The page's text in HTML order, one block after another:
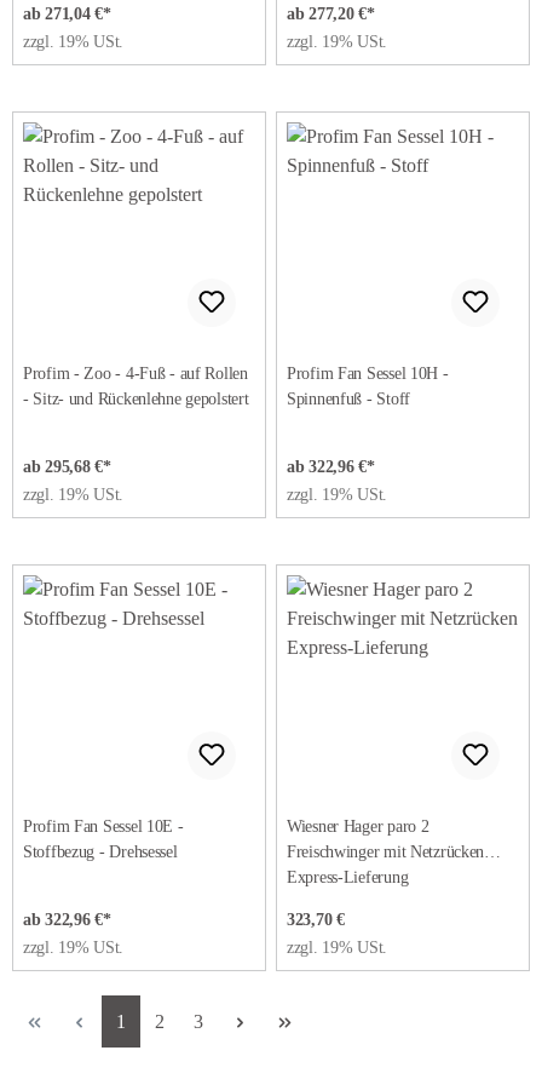
ab 271,04 €*
zzgl. 19% USt.
ab 277,20 €*
zzgl. 19% USt.
Profim - Zoo - 4-Fuß - auf Rollen
- Sitz- und Rückenlehne gepolstert
ab 295,68 €*
zzgl. 19% USt.
Profim Fan Sessel 10H -
Spinnenfuß - Stoff
ab 322,96 €*
zzgl. 19% USt.
Profim Fan Sessel 10E -
Stoffbezug - Drehsessel
ab 322,96 €*
zzgl. 19% USt.
Wiesner Hager paro 2
Freischwinger mit Netzrücken
Express-Lieferung
Regulärer Preis:
323,70 €
zzgl. 19% USt.
Seite
1 Seite
2 Seite
3